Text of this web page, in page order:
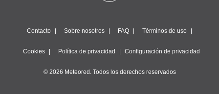
Contacto Sobre nosotros FAQ Términos de uso
Cookies Política de privacidad Configuración de privacidad
© 2026 Meteored. Todos los derechos reservados